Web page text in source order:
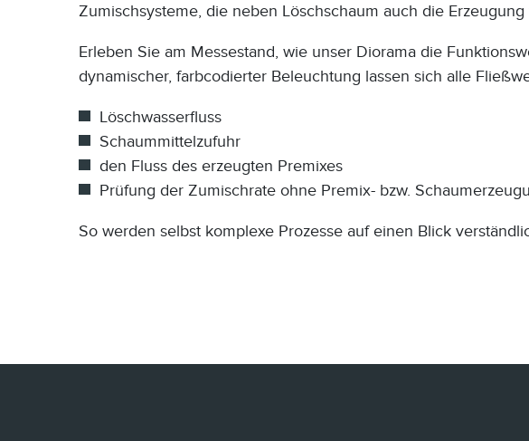
Zumischsysteme, die neben Löschschaum auch die
Erleben Sie am Messestand, wie unser Diorama die
dynamischer, farbcodierter Beleuchtung lassen sich alle
Löschwasserfluss
Schaummittelzufuhr
den Fluss des erzeugten Premixes
Prüfung der Zumischrate ohne Premix- bzw.
So werden selbst komplexe Prozesse auf einen Blick